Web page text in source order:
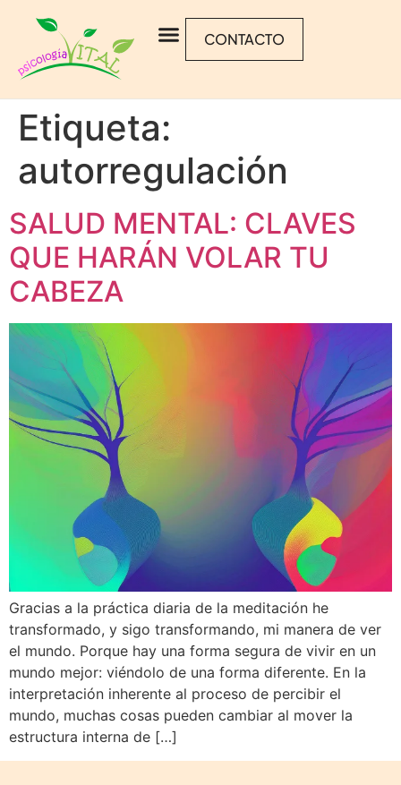
CONTACTO
Etiqueta:
autorregulación
SALUD MENTAL: CLAVES
QUE HARÁN VOLAR TU
CABEZA
Gracias a la práctica diaria de la meditación he
transformado, y sigo transformando, mi manera de ver
el mundo. Porque hay una forma segura de vivir en un
mundo mejor: viéndolo de una forma diferente. En la
interpretación inherente al proceso de percibir el
mundo, muchas cosas pueden cambiar al mover la
estructura interna de […]